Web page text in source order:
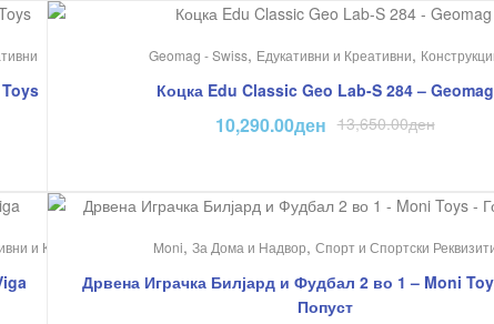
Geomag - Swiss, Едукативни и Креативни,
Коцка Edu Classic Geo Lab-S 284 – Geomag
13,650.00ден
10,290.00ден
и Креативни Moni, За Дома и Надвор, Спорт и Спортски
Дрвена Играчка Билјард и Фудбал 2 во 1 – Moni
Попуст